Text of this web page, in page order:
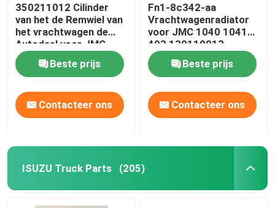
350211012 Cilinder
van het de Remwiel van
het vrachtwagen de
Autodeel voor JMC
1040 N720 1041 1043
Beste prijs
Contacteer ons
Fn1-8c342-aa
Vrachtwagenradiator
voor JMC 1040 1041
493 130110013
Beste prijs
Contacteer ons
ISUZU Truck Parts (205)